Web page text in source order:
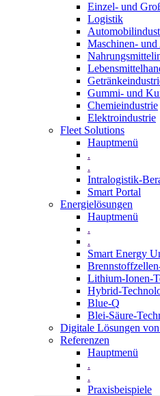
Einzel- und
Logistik
Maschinen- und
Gummi­- und
Chemieindustrie
Elektroindustrie
Fleet Solutions
Hauptmenü
.
.
Intralogistik-
Smart Portal
Energielösungen
Hauptmenü
.
.
Smart Energy
Lithium-Ionen-
Hybrid-
Blue-Q
Blei-Säure-
Digitale Lösungen
Referenzen
Hauptmenü
.
.
Praxisbeispiele